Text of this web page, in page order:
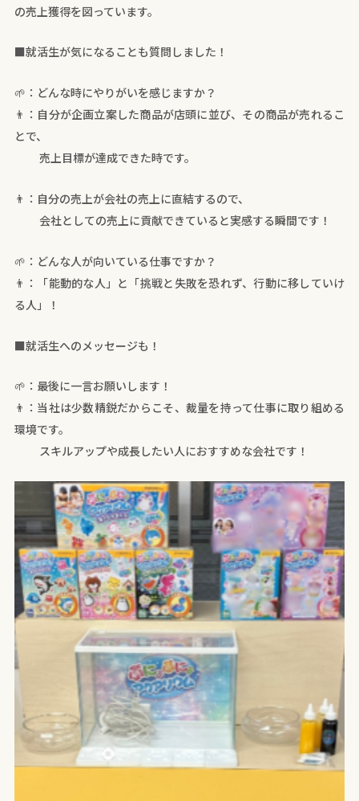
の売上獲得を図っています。
■就活生が気になることも質問しました！
🌱：どんな時にやりがいを感じますか？
👨：自分が企画立案した商品が店頭に並び、その商品が売れるこ
とで、
売上目標が達成できた時です。
👨：自分の売上が会社の売上に直結するので、
会社としての売上に貢献できていると実感する瞬間です！
🌱：どんな人が向いている仕事ですか？
👨：「能動的な人」と「挑戦と失敗を恐れず、行動に移していけ
る人」！
■就活生へのメッセージも！
🌱：最後に一言お願いします！
👨：当社は少数精鋭だからこそ、裁量を持って仕事に取り組める
環境です。
スキルアップや成長したい人におすすめな会社です！